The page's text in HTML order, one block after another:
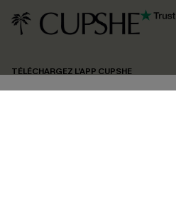
TÉLÉCHARGEZ L’APP CUPSHE
produits susceptibles de vous
confidentialité
. Vous pouvez vous